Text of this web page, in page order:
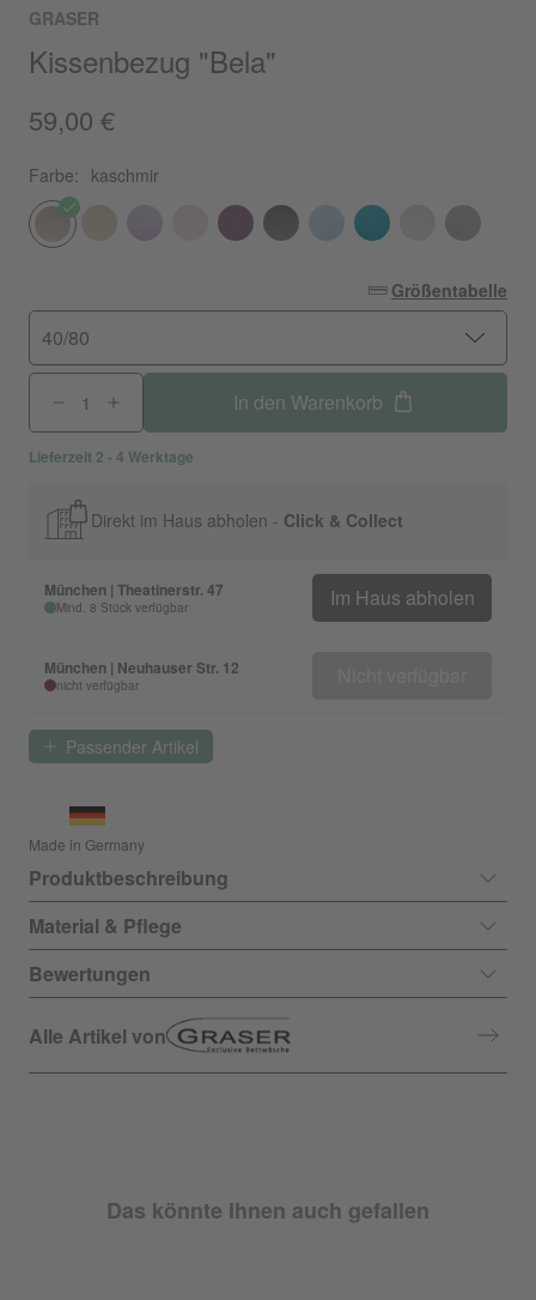
GRASER
Kissenbezug "Bela"
59,00 €
Farbe: kaschmir
Größentabelle
40/80
In den Warenkorb
Lieferzeit 2 - 4 Werktage
Direkt im Haus abholen - Click & Collect
München | Theatinerstr. 47
Mind. 8 Stück verfügbar Im Haus abholen
München | Neuhauser Str. 12
nicht verfügbar
Passender Artikel
Made in Germany
Produktbeschreibung
Material & Pflege
Bewertungen
Alle Artikel von
Das könnte Ihnen auch gefallen